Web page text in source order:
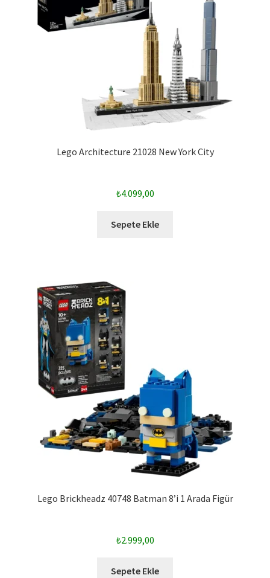
Lego Architecture 21028 New York City
₺4.099,00
Sepete Ekle
Lego Brickheadz 40748 Batman 8’i 1 Arada Figür
₺2.999,00
Sepete Ekle